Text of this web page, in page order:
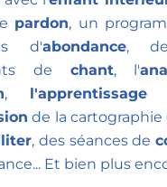
pardon, un
d'abondance,
de chant, l'
,
de la cartographie
, des séances de
Et bien plus